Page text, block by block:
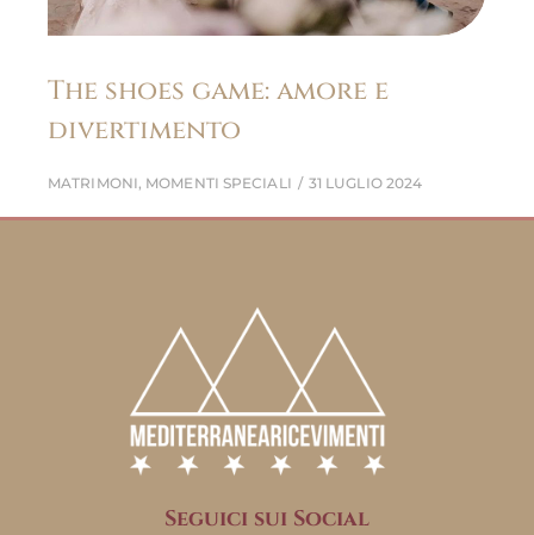
The shoes game: amore e
divertimento
MATRIMONI, MOMENTI SPECIALI 31 LUGLIO 2024
Seguici sui Social